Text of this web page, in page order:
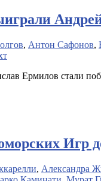
, Антон Сафонов,
Ермилов стали
Игр
, Александра